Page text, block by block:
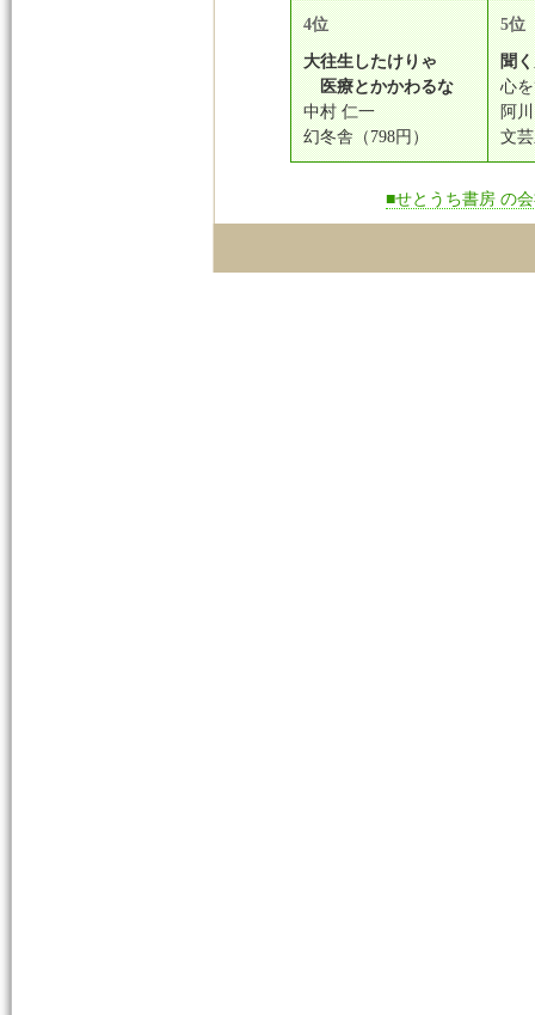
4位
大往生したけりゃ
医療とかかわるな
中村 仁一
幻冬舎（798円）
5位
聞
心
阿
文
■せとうち書房 の